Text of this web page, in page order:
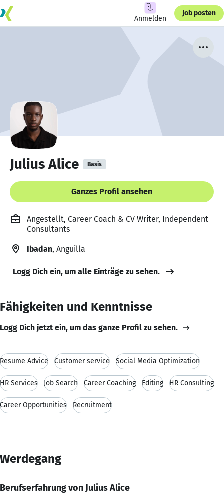
Anmelden
Job posten
Julius Alice Basis
Ganzes Profil ansehen
Angestellt, Career Coach & CV Writer, Independent
Consultants
Ibadan, Anguilla
Logg Dich ein, um alle Einträge zu sehen.
Fähigkeiten und Kenntnisse
Logg Dich jetzt ein, um das ganze Profil zu sehen.
Resume Advice Customer service Social Media Optimization
HR Services Job Search Career Coaching Editing HR Consulting
Career Opportunities Recruitment
Werdegang
Berufserfahrung von Julius Alice